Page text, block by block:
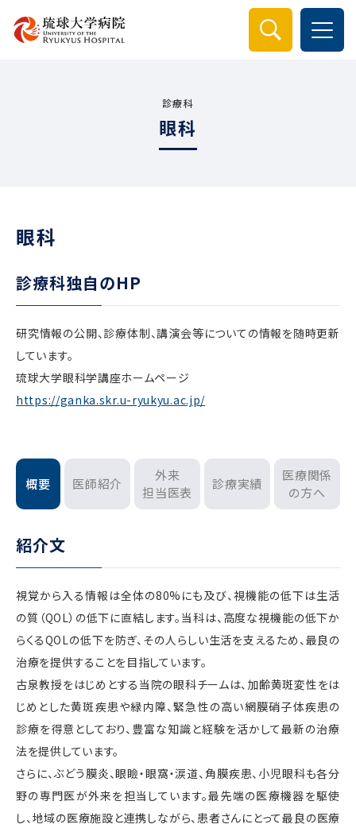
検索
診療科
眼科
眼科
診療科独自のHP
研究情報の公開、診療体制、講演会等についての情報を随時更新
しています。
琉球大学眼科学講座ホームページ
https://ganka.skr.u-ryukyu.ac.jp/
概要 医師紹介
外来
担当医表
診療実績
医療関係
の方へ
紹介文
視覚から入る情報は全体の80%にも及び、視機能の低下は生活
の質（QOL）の低下に直結します。当科は、高度な視機能の低下か
らくるQOLの低下を防ぎ、その人らしい生活を支えるため、最良の
治療を提供することを目指しています。
古泉教授をはじめとする当院の眼科チームは、加齢黄斑変性をは
じめとした黄斑疾患や緑内障、緊急性の高い網膜硝子体疾患の
診療を得意としており、豊富な知識と経験を活かして最新の治療
法を提供しています。
さらに、ぶどう膜炎、眼瞼・眼窩・涙道、角膜疾患、小児眼科も各分
野の専門医が外来を担当しています。最先端の医療機器を駆使
し、地域の医療施設と連携しながら、患者さんにとって最良の医療